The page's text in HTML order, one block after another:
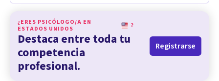
¿ERES PSICÓLOGO/A EN
ESTADOS UNIDOS
?
Destaca entre toda tu
competencia
profesional.
Registrarse